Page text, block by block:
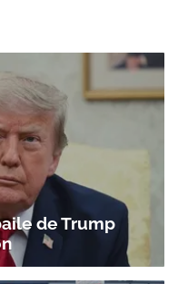
de Trump